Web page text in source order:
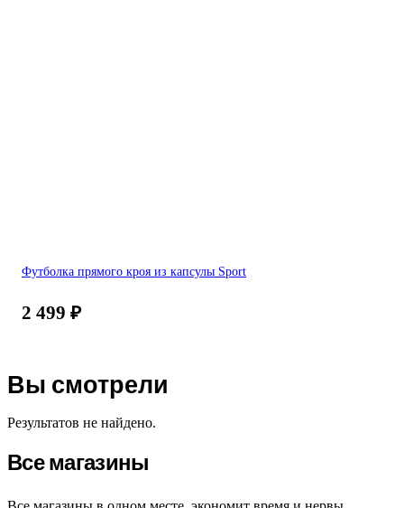
Футболка прямого кроя из капсулы Sport
2 499 ₽
Вы смотрели
Результатов не найдено.
Все магазины